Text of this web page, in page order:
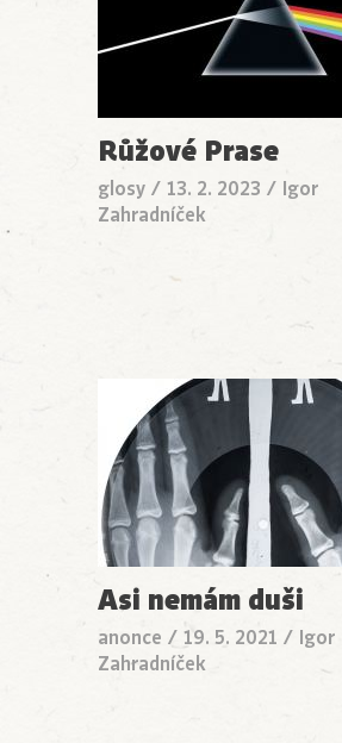
Růžové Prase
glosy / 13. 2. 2023 / Igor
Zahradníček
Asi nemám duši
anonce / 19. 5. 2021 / Igor
Zahradníček